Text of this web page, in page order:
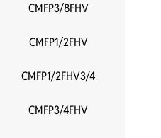
CMFP3/8FHV
CMFP1/2FHV
CMFP1/2FHV3/4
CMFP3/4FHV